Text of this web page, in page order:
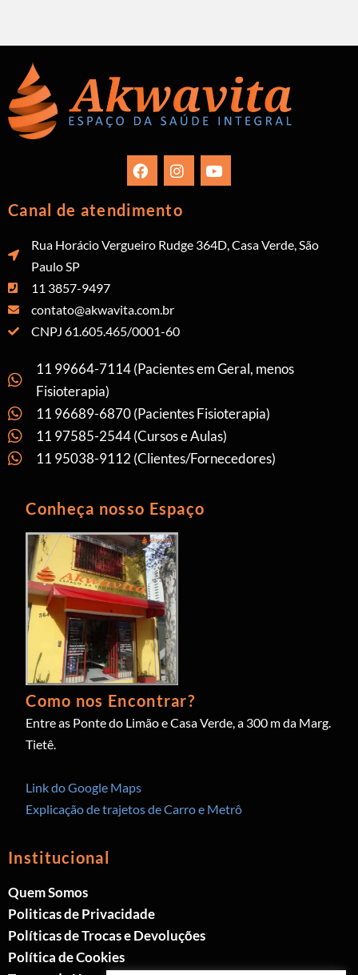
Canal de atendimento
Rua Horácio Vergueiro Rudge 364D, Casa Verde, São
Paulo SP
11 3857-9497
contato@akwavita.com.br
CNPJ 61.605.465/0001-60
11 99664-7114 (Pacientes em Geral, menos
Fisioterapia)
11 96689-6870 (Pacientes Fisioterapia)
11 97585-2544 (Cursos e Aulas)
11 95038-9112 (Clientes/Fornecedores)
Conheça nosso Espaço
Como nos Encontrar?
Entre as Ponte do Limão e Casa Verde, a 300 m da Marg.
Tietê.
Link do Google Maps
Explicação de trajetos de Carro e Metrô
Institucional
Quem Somos
Politicas de Privacidade
Políticas de Trocas e Devoluções
Política de Cookies